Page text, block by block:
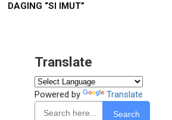
DAGING “SI IMUT”
Translate
Powered by Translate
Search